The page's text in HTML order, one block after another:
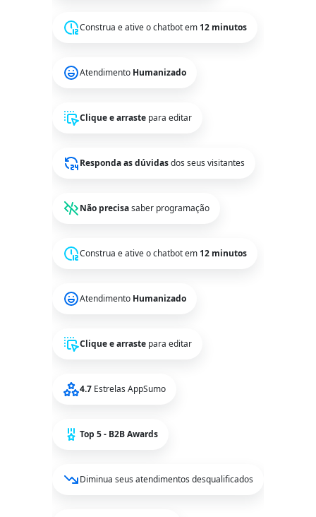
Construa e ative o chatbot em 12 minutos
Atendimento Humanizado
Clique e arraste para editar
Responda as dúvidasdos seus visitantes
Não precisasaber programação
Construa e ative o chatbot em 12 minutos
Atendimento Humanizado
Clique e arraste para editar
4.7 Estrelas AppSumo
Top 5 - B2B Awards
Diminua seus atendimentos desqualificados